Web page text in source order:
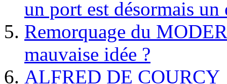
un port est désormais un
Remorquage du
mauvaise idée ?
ALFRED DE COURCY